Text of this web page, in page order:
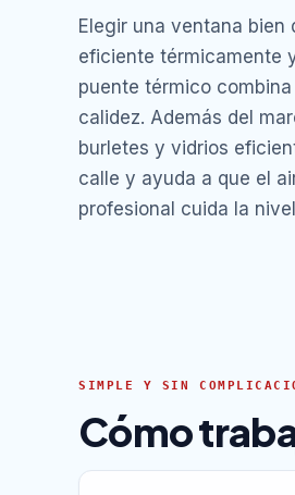
Elegir una ventana bien
eficiente térmicamente
puente térmico
calidez. Además del
burletes y vidrios
calle y ayuda a que el
profesional cuida la
SIMPLE Y SIN
Cómo